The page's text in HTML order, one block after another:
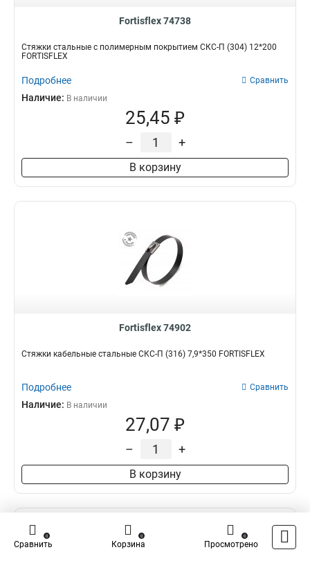
Fortisflex 74738
Стяжки стальные с полимерным покрытием СКС-П (304) 12*200
FORTISFLEX
Подробнее Сравнить
Наличие: В наличии
25,45 ₽
– +
В корзину
Fortisflex 74902
Стяжки кабельные стальные СКС-П (316) 7,9*350 FORTISFLEX
Подробнее Сравнить
Наличие: В наличии
27,07 ₽
– +
В корзину
Сравнить
0
Корзина
0
Просмотрено
0